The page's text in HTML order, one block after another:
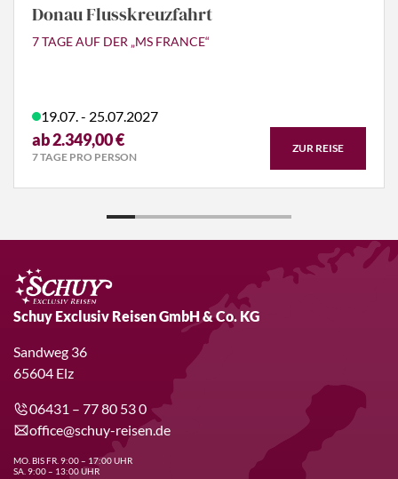
Donau Flusskreuzfahrt
7 TAGE AUF DER „MS FRANCE“
19.07. - 25.07.2027
ab 2.349,00 €
7 TAGE PRO PERSON
ZUR REISE
Schuy Exclusiv Reisen GmbH & Co. KG
Sandweg 36
65604 Elz
06431 – 77 80 53 0
office@schuy-reisen.de
MO. BIS FR. 9:00 – 17:00 UHR
SA. 9:00 – 13:00 UHR